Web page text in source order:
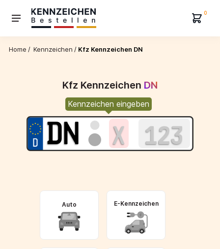
0
Home / Kennzeichen / Kfz Kennzeichen DN
Kfz Kennzeichen DN
Kennzeichen eingeben
Auto E-Kennzeichen